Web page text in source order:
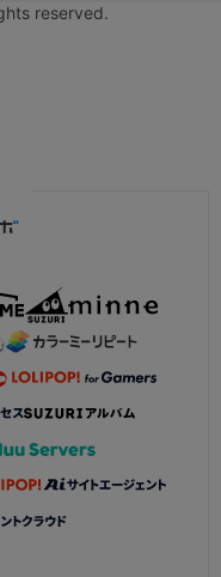
reserved.